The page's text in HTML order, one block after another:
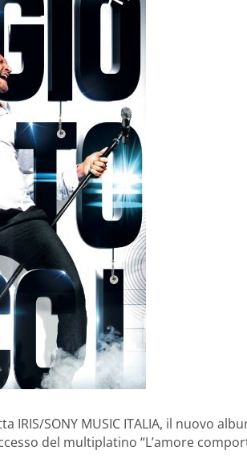
IRIS/SONY MUSIC ITALIA, il nuovo
del multiplatino “L’amore